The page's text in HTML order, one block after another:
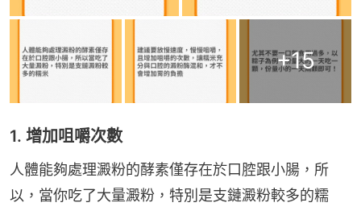
+15
1. 增加咀嚼次數
人體能夠處理澱粉的酵素僅存在於口腔跟小腸，所
以，當你吃了大量澱粉，特別是支鏈澱粉較多的糯